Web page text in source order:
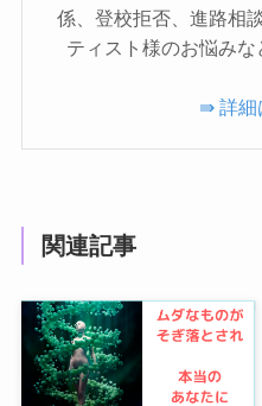
係、登校拒否、進路相
ティスト様のお悩みな
⇛ 詳細
関連記事